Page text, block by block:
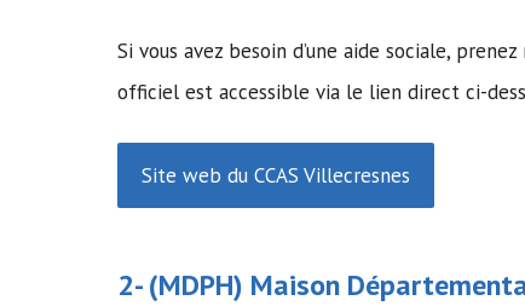
Si vous avez besoin d’une aide sociale,
officiel est accessible via le lien direct ci-
Site web du CCAS Villecresnes
2- (MDPH) Maison